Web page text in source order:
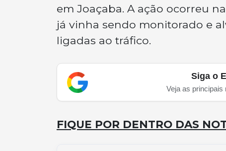
em Joaçaba. A ação ocorreu
já vinha sendo monitorado e
ligadas ao tráfico.
Siga o
Veja as principais
FIQUE POR DENTRO DAS